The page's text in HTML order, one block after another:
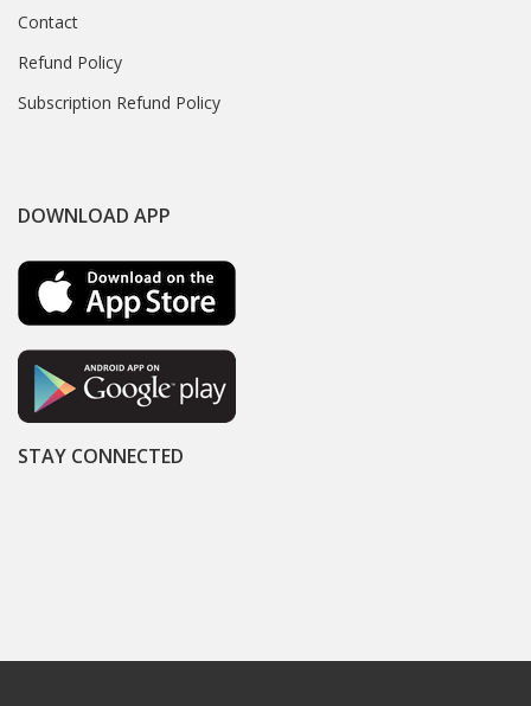
Contact
Refund Policy
Subscription Refund Policy
DOWNLOAD APP
STAY CONNECTED